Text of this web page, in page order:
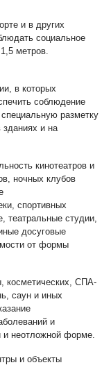
и в других
социальное
метров.
в которых
соблюдение
разметку
зданиях и на
кинотеатров и
ночных клубов
спортивных
театральные студии,
досуговые
от формы
косметических, СПА-
саун и иных
и
неотложной форме.
и объекты